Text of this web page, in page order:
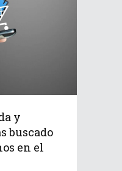
y
buscado
en el